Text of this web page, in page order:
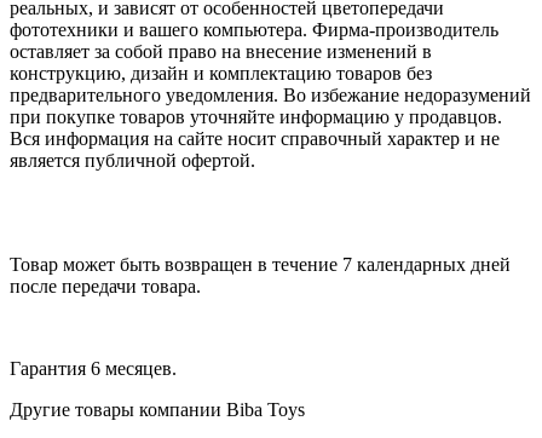
реальных, и зависят от особенностей цветопередачи
фототехники и вашего компьютера. Фирма-производитель
оставляет за собой право на внесение изменений в
конструкцию, дизайн и комплектацию товаров без
предварительного уведомления. Во избежание недоразумений
при покупке товаров уточняйте информацию у продавцов.
Вся информация на сайте носит справочный характер и не
является публичной офертой.
Товар может быть возвращен в течение 7 календарных дней
после передачи товара.
Гарантия 6 месяцев.
Другие товары компании Biba Toys